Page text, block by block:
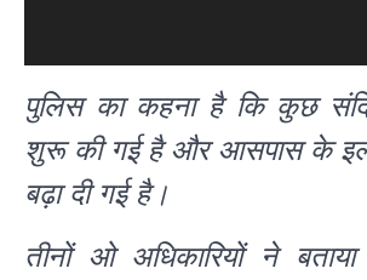
पुलिस का कहना है कि कुछ
शुरू की गई है और आसपास के
बढ़ा दी गई है।
तीनों ओ अधिकारियों ने